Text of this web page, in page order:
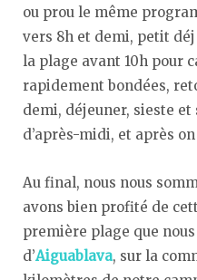
ou prou le même
vers 8h et demi, petit
la plage avant 10h pour
rapidement bondées,
demi, déjeuner, sieste
d’après-midi, et après
Au final, nous nous
avons bien profité de
première plage que
d’Aiguablava, sur la